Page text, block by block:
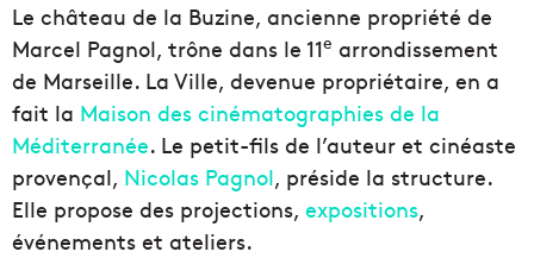
Le château de la Buzine, ancienne propriété de
Marcel Pagnol, trône dans le 11e arrondissement
de Marseille. La Ville, devenue propriétaire, en a
fait la Maison des cinématographies de la
Méditerranée. Le petit-fils de l’auteur et cinéaste
provençal, Nicolas Pagnol, préside la structure.
Elle propose des projections, expositions,
événements et ateliers.